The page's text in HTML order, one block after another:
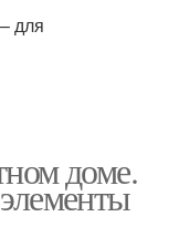
для
доме.